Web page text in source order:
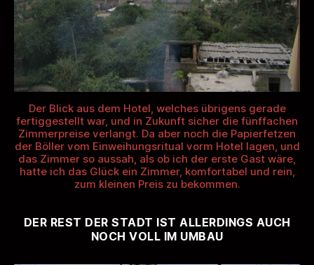
Der Blick aus dem Hotel, welches übrigens gerade
fertiggestellt war, und in Zukunft sicher die fünffachen
Zimmerpreise verlangt. Da aber noch die Papierfetzen
der Böller vom Einweihungsritual vorm Hotel lagen, und
das Zimmer so aussah, als ob ich der erste Gast wäre,
hatte ich das Glück ein Zimmer, komfortabel und rein,
zum kleinen Preis zu bekommen.
DER REST DER STADT IST ALLERDINGS AUCH
NOCH VOLL IM UMBAU